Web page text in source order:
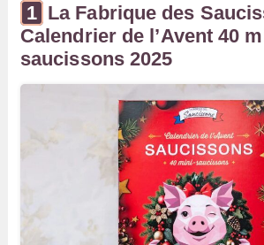
La Fabrique des
Calendrier de l’Avent 40
saucissons 2025